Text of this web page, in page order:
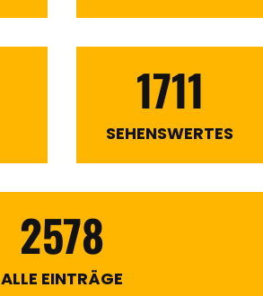
1711
SEHENSWERTES
2578
ALLE EINTRÄGE